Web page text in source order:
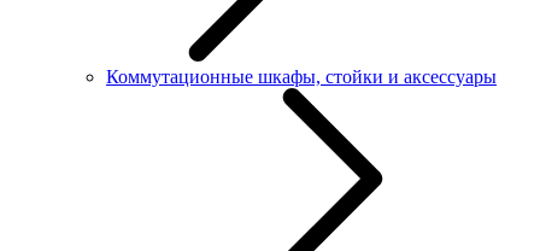
Коммутационные шкафы, стойки и аксессуары